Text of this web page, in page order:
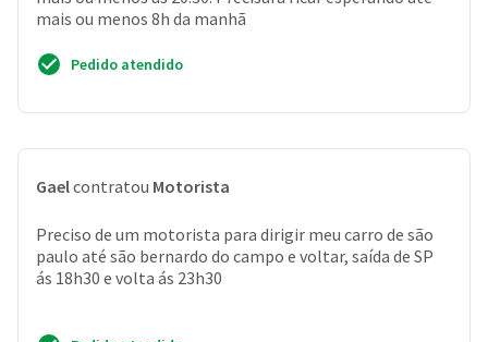
mais ou menos 8h da manhã
Pedido atendido
Gaelcontratou Motorista
Preciso de um motorista para dirigir meu carro de são
paulo até são bernardo do campo e voltar, saída de SP
ás 18h30 e volta ás 23h30